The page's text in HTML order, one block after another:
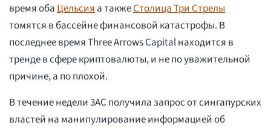
время обаЦельсияа такжеСтолица Три Стрелы
томятся в бассейне финансовой катастрофы. В
последнее время Three Arrows Capital находится в
тренде в сфере криптовалюты, и не по уважительной
причине, а по плохой.
В течение недели 3AC получила запрос от сингапурских
властей на манипулирование информацией об